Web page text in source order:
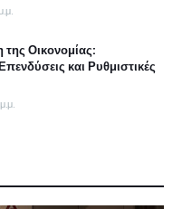
Οικονομίας:
και Ρυθμιστικές